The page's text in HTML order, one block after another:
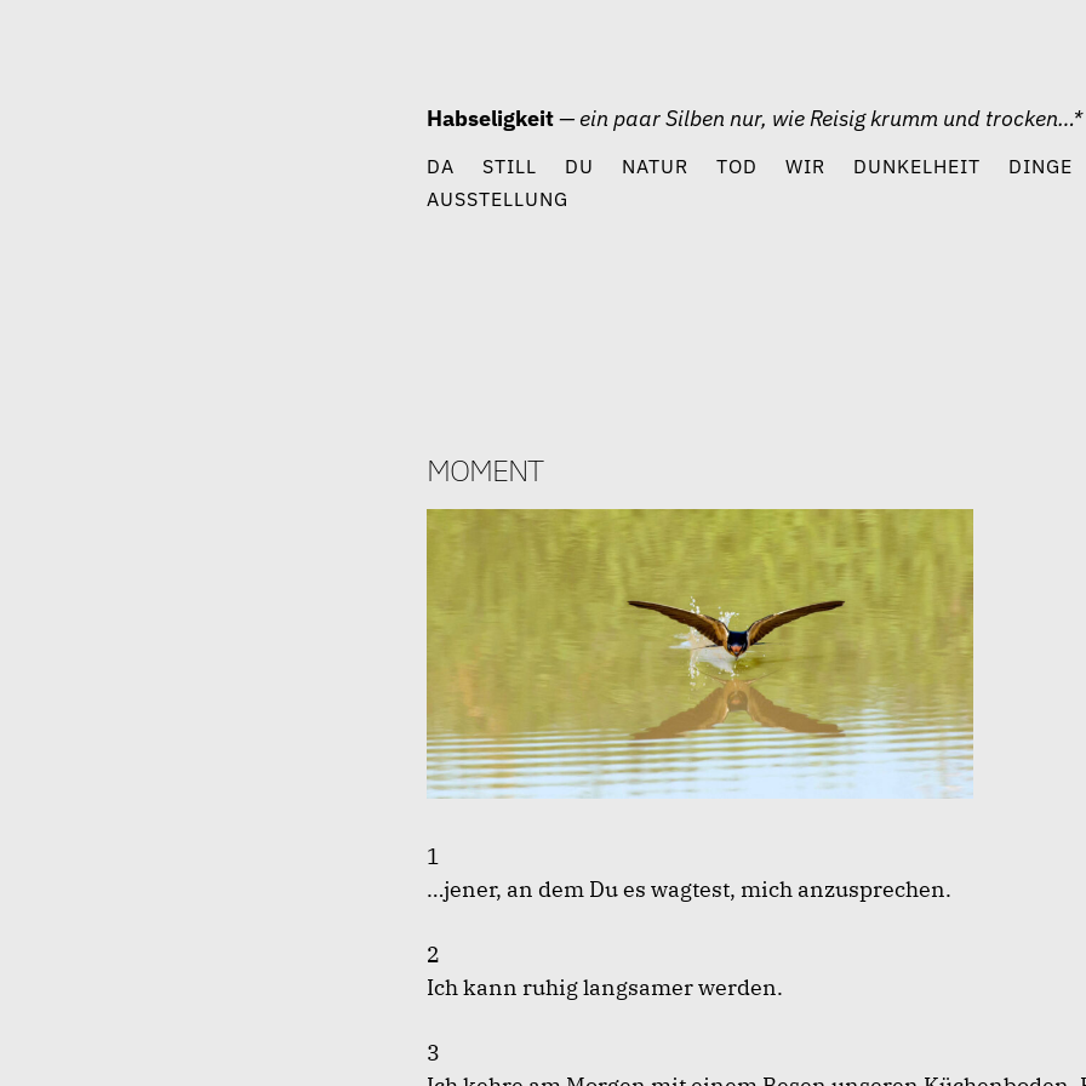
Habseligkeit— ein paar Silben nur, wie Reisig krumm und trocken…*
DA STILL DU NATUR TOD WIR DUNKELHEIT
DINGE
AUSSTELLUNG
moment
1
…jener, an dem Du es wagtest, mich anzusprechen.
2
Ich kann ruhig langsamer werden.
3